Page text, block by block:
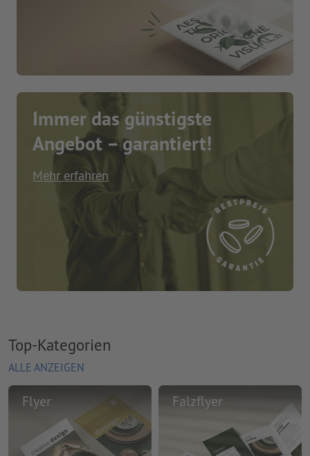
Immer das günstigste
Angebot – garantiert!
Mehr erfahren
Top-Kategorien
ALLE ANZEIGEN
Flyer Falzflyer